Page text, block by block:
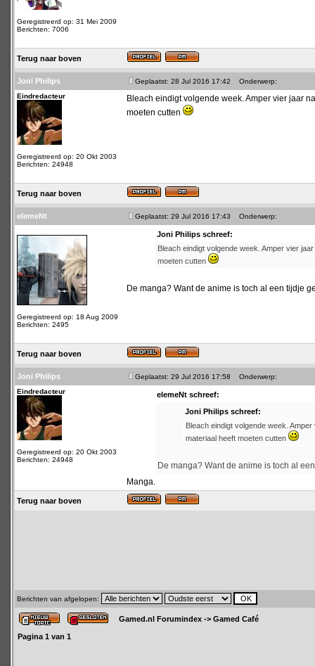
Geregistreerd op: 31 Mei 2009
Berichten: 7006
Terug naar boven
Joni Philips Geplaatst: 28 Jul 2016 17:42
Onderwerp:
Eindredacteur
Geregistreerd op: 20 Okt 2003
Berichten: 24948
Bleach eindigt volgende week. Amper vier jaar
moeten cutten
Terug naar boven
elemeNt Geplaatst: 29 Jul 2016 17:43 Onderwerp:
Geregistreerd op: 18 Aug 2009
Berichten: 2495
Joni Philips schreef:
Bleach eindigt volgende week. Amper vier
moeten cutten
De manga? Want de anime is toch al een tijdje
Terug naar boven
Joni Philips Geplaatst: 29 Jul 2016 17:58
Onderwerp:
Eindredacteur
Geregistreerd op: 20 Okt 2003
Berichten: 24948
elemeNt schreef:
Joni Philips schreef:
Bleach eindigt volgende week.
materiaal heeft moeten cutten
De manga? Want de anime is toch al
Manga.
Terug naar boven
Berichten van afgelopen:
Gamed.nl Forumindex -> Gamed Café
Pagina 1 van 1